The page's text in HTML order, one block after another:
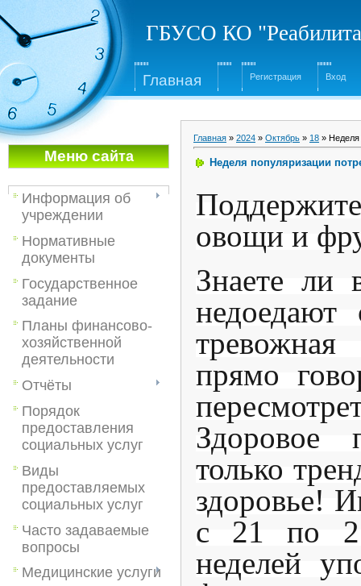
ГБУСО КО
Главная Регистрация Вход
Меню сайта
Информация об
учреждении
Нормативные
документы
Государственное
задание
Планы финансово-
хозяйственной
деятельности
Отчёты
Порядок
предоставления
социальных услуг
Виды
предоставляемых
социальных услуг
Часто задаваемые
вопросы
Медицинские услуги
Главная » 2024 » Октябрь » 18 » Неделя
Неделя популяризации
овощи и
Знаете ли
тревожная
прямо
только
здоровье!
с 21 по
неделей